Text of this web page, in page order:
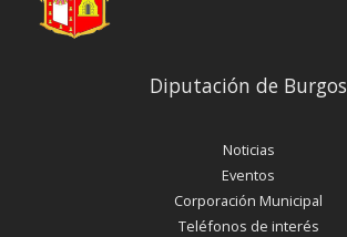
Diputación de Burgos
Noticias
Eventos
Corporación Municipal
Teléfonos de interés